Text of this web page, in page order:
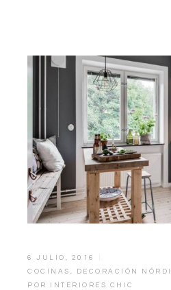
6 JULIO, 2016
COCINAS , DECORACIÓN
POR
INTERIORES CHIC